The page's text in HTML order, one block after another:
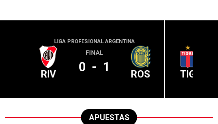
LIGA PROFESIONAL ARGENTINA
RIV
FINAL
0 - 1 ROS TIG
APUESTAS